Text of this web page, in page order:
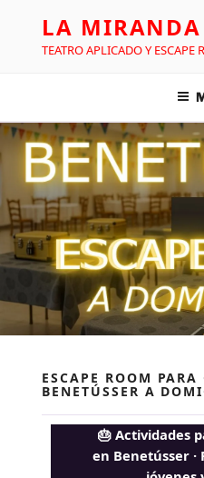
LA MIRANDA
TEATRO APLICADO Y ESCAPE
ESCAPE ROOM
BENETÚSSER A
🎂 Actividades
en Benetússer ·